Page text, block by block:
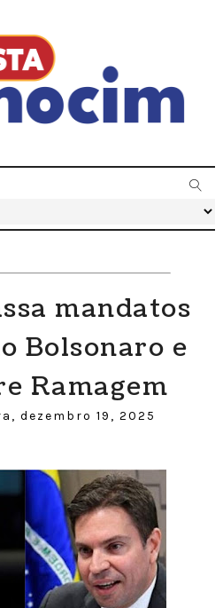
mandatos
Bolsonaro e
Ramagem
dezembro 19, 2025